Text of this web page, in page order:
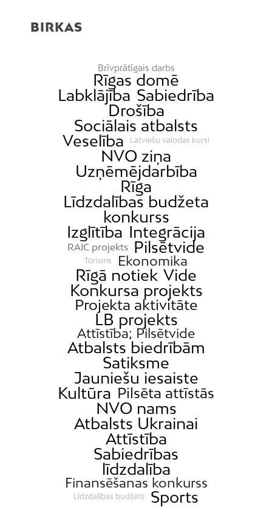
BIRKAS
Brīvprātīgais darbs
Rīgas domē
Labklājība Sabiedrība
Drošība
Sociālais atbalsts
Veselība
Latviešu valodas kursi
NVO ziņa
Uzņēmējdarbība
Rīga
Līdzdalības budžeta
konkurss
Izglītība Integrācija
RAIC projekts Pilsētvide
Tūrisms Ekonomika
Rīgā notiek Vide
Konkursa projekts
Projekta aktivitāte
LB projekts
Attīstība; Pilsētvide
Atbalsts biedrībām
Satiksme
Jauniešu iesaiste
Kultūra Pilsēta attīstās
NVO nams
Atbalsts Ukrainai
Attīstība
Sabiedrības
līdzdalība
Finansēšanas konkurss
Līdzdalības budžets Sports